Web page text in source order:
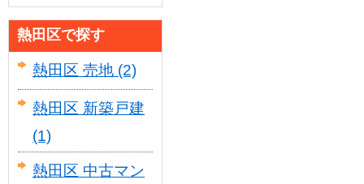
熱田区で探す
熱田区 売地 (2)
熱田区 新築戸建
(1)
熱田区 中古マン